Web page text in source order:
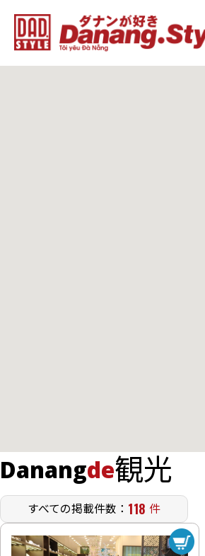
Danangde観光
すべての掲載件数： 118 件